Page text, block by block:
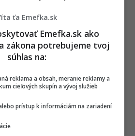
ťa Emefka.sk
Emefka.sk ako
zákona potrebujeme tvoj
súhlas na:
reklama a obsah, meranie reklamy a
cieľových skupín a vývoj služieb
prístup k informáciám na zariadení